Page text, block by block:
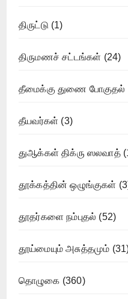
திருட்டு (1)
திருமணச் சட்டங்கள் (24)
தீமைக்கு துணை போகுதல்
தீயவர்கள் (3)
துஆக்கள் திக்ரு ஸலவாத்
தூக்கத்தின் ஒழுங்குகள்
தூதர்களை நம்புதல் (52)
தூய்மையும் அசுத்தமும்
தொழுகை (360)